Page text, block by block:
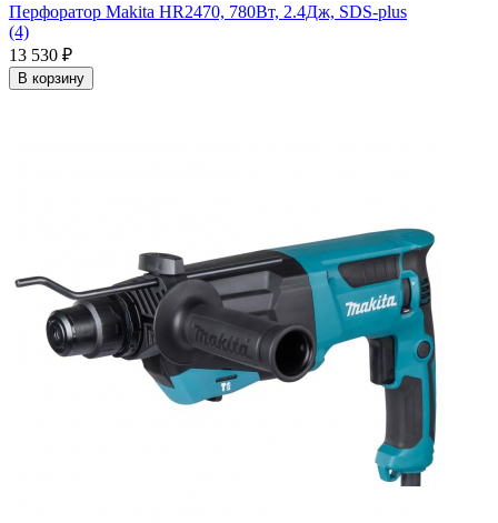
Перфоратор Makita HR2470, 780Вт, 2.4Дж, SDS-plus
(4)
13 530 ₽
В корзину